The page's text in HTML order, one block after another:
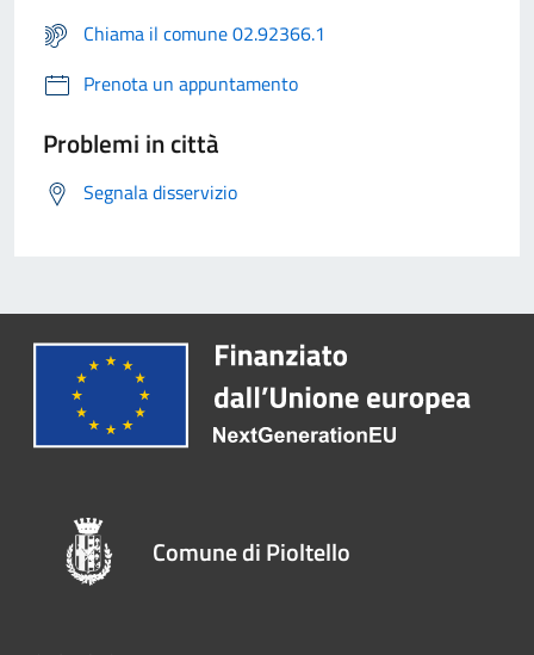
Chiama il comune 02.92366.1
Prenota un appuntamento
Problemi in città
Segnala disservizio
Comune di Pioltello